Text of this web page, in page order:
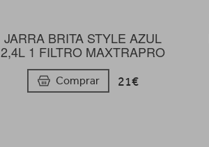
JARRA BRITA STYLE AZUL
2,4L 1 FILTRO MAXTRAPRO
Comprar 21€